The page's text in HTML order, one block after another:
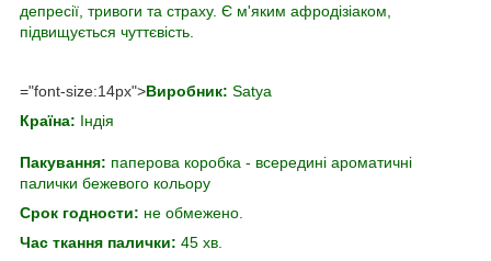
депресії, тривоги та страху. Є м'яким афродізіаком,
підвищується чуттєвість.
="font-size:14px">Виробник: Satya
Країна: Індія
Пакування: паперова коробка - всередині ароматичні
палички бежевого кольору
Срок годности: не обмежено.
Час ткання палички: 45 хв.